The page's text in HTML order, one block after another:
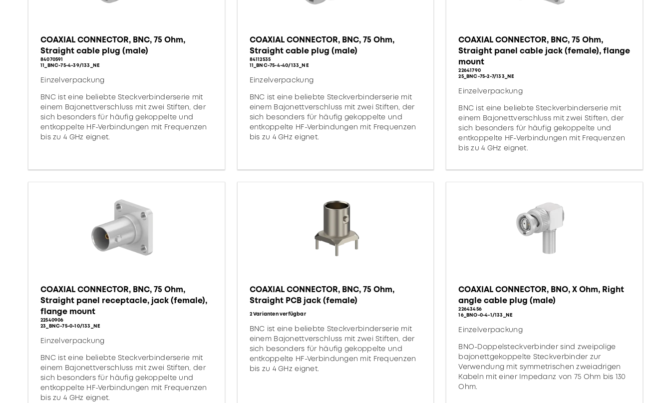
COAXIAL CONNECTOR, BNC, 75 Ohm,
Straight cable plug (male)
84070591
11_BNC-75-4-39/133_NE
Einzelverpackung
BNC ist eine beliebte Steckverbinderserie mit
einem Bajonettverschluss mit zwei Stiften, der
sich besonders für häufig gekoppelte und
entkoppelte HF-Verbindungen mit Frequenzen
bis zu 4 GHz eignet.
COAXIAL CONNECTOR, BNC, 75 Ohm,
Straight cable plug (male)
84112535
11_BNC-75-4-40/133_NE
Einzelverpackung
BNC ist eine beliebte Steckverbinderserie mit
einem Bajonettverschluss mit zwei Stiften, der
sich besonders für häufig gekoppelte und
entkoppelte HF-Verbindungen mit Frequenzen
bis zu 4 GHz eignet.
COAXIAL CONNECTOR, BNC, 75 Ohm,
Straight panel cable jack (female), flange
mount
22641790
25_BNC-75-2-7/133_NE
Einzelverpackung
BNC ist eine beliebte Steckverbinderserie mit
einem Bajonettverschluss mit zwei Stiften, der
sich besonders für häufig gekoppelte und
entkoppelte HF-Verbindungen mit Frequenzen
bis zu 4 GHz eignet.
COAXIAL CONNECTOR, BNC, 75 Ohm,
Straight panel receptacle, jack (female),
flange mount
22540906
23_BNC-75-0-10/133_NE
Einzelverpackung
BNC ist eine beliebte Steckverbinderserie mit
einem Bajonettverschluss mit zwei Stiften, der
sich besonders für häufig gekoppelte und
entkoppelte HF-Verbindungen mit Frequenzen
bis zu 4 GHz eignet.
COAXIAL CONNECTOR, BNC, 75 Ohm,
Straight PCB jack (female)
2 Varianten verfügbar
BNC ist eine beliebte Steckverbinderserie mit
einem Bajonettverschluss mit zwei Stiften, der
sich besonders für häufig gekoppelte und
entkoppelte HF-Verbindungen mit Frequenzen
bis zu 4 GHz eignet.
COAXIAL CONNECTOR, BNO, X Ohm, Right
angle cable plug (male)
22643456
16_BNO-0-4-1/133_NE
Einzelverpackung
BNO-Doppelsteckverbinder sind zweipolige
bajonettgekoppelte Steckverbinder zur
Verwendung mit symmetrischen zweiadrigen
Kabeln mit einer Impedanz von 75 Ohm bis 130
Ohm.